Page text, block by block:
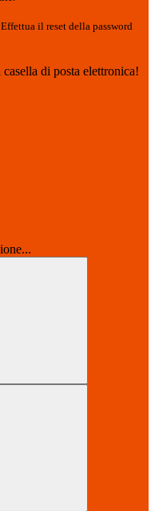
il reset della password
di posta elettronica!